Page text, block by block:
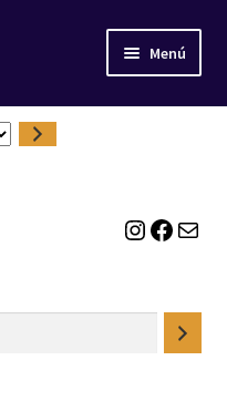
Menú
Instagram Facebook Correo electrónico